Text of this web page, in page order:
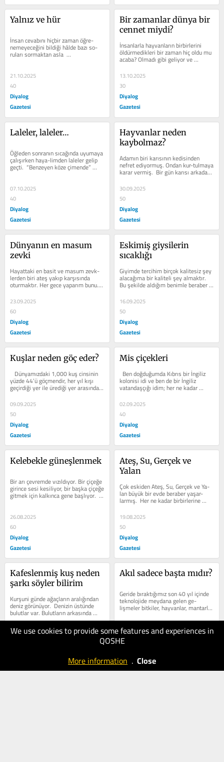
We use cookies to provide some features and experiences in
QOSHE
More information . Close
Yalnız ve hür
İnsan cevabını hiçbir zaman öğre-
nemeyeceğini bildiği hâlde bazı so-
ruları sormaktan asla
21.10.2025
40
Diyalog
Gazetesi
Bir zamanlar dünya bir
cennet miydi?
İnsanlarla hayvanların birbirlerini
öldürmedikleri bir zaman hiç oldu mu
acaba? Olmadı gibi geliyor ve
muhtemelen olmamıştır. ...
13.10.2025
30
Diyalog
Gazetesi
Laleler, laleler…
Öğleden sonranın sıcağında uyumaya
çalışırken haya-limden laleler gelip
geçti.  “Benzeyen köze çimende”
Kıbrıs laleleri. Benzeyen...
07.10.2025
40
Diyalog
Gazetesi
Hayvanlar neden
kaybolmaz?
Adamın biri karısının kedisinden
nefret ediyormuş. Ondan kur-tulmaya
karar vermiş.  Bir gün karısı arkadaş
ziyaretine gidince kediyi...
30.09.2025
50
Diyalog
Gazetesi
Dünyanın en masum
zevki
Hayattaki en basit ve masum zevk-
lerden biri ateş yakıp karşısında
oturmaktır. Her gece yaparım bunu.
Evin alt katındaki salon, kemerlerle...
23.09.2025
60
Diyalog
Gazetesi
Eskimiş giysilerin
sıcaklığı
Giyimde tercihim birçok kalitesiz şey
alacağıma bir kaliteli şey almaktır.
Bu şekilde aldığım benimle beraber
yaşlanır ve onunla bir...
16.09.2025
50
Diyalog
Gazetesi
Kuşlar neden göç eder?
Dünyamızdaki 1,000 kuş cinsinin
yüzde 44’ü göçmendir, her yıl kışı
geçirdiği yer ile ürediği yer arasında
gelip gider.  Bu iki...
09.09.2025
50
Diyalog
Gazetesi
Mis çiçekleri
Ben doğduğumda Kıbrıs bir İngiliz
kolonisi idi ve ben de bir İngiliz
vatandaşçığı idim; her ne kadar
bunun bilin-cinde olmasam ve...
02.09.2025
40
Diyalog
Gazetesi
Kelebekle güneşlenmek
Bir arı çevremde vızıldıyor. Bir çiçeğe
girince sesi kesiliyor, bir başka çiçeğe
gitmek için kalkınca gene başlıyor.
Vites...
26.08.2025
60
Diyalog
Gazetesi
Ateş, Su, Gerçek ve
Yalan
Çok eskiden Ateş, Su, Gerçek ve Ya-
lan büyük bir evde beraber yaşar-
larmış.  Her ne kadar birbirlerine
nazik davransalar da aralarına...
19.08.2025
50
Diyalog
Gazetesi
Kafeslenmiş kuş neden
şarkı söyler bilirim
Kurşuni günde ağaçların aralığından
deniz görünüyor.  Denizin üstünde
bulutlar var. Bulutların arkasında
mavilik.  Ve birdenbire...
12.08.2025
Akıl sadece başta mıdır?
Geride bıraktığımız son 40 yıl içinde
teknolojide meydana gelen ge-
lişmeler bitkiler, hayvanlar, mantarlar
ve mikroskopik organizmalar...
05.08.2025
50
Gazetesi